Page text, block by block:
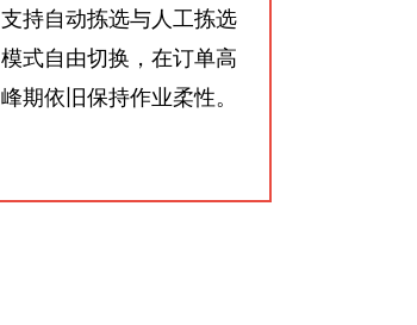
支持自动拣选与人工拣选
模式自由切换，在订单高
峰期依旧保持作业柔性。